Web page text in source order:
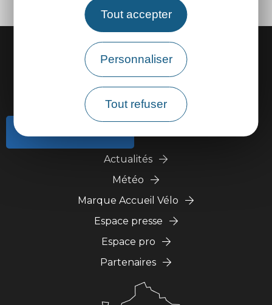
Tout accepter
Personnaliser
Tout refuser
Actualités
Météo
Marque Accueil Vélo
Espace presse
Espace pro
Partenaires